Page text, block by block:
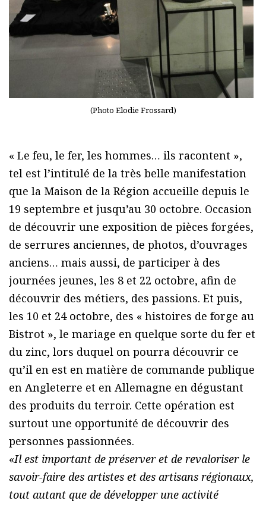
(Photo Elodie Frossard)
« Le feu, le fer, les hommes… ils racontent »,
tel est l’intitulé de la très belle manifestation
que la Maison de la Région accueille depuis le
19 septembre et jusqu’au 30 octobre. Occasion
de découvrir une exposition de pièces forgées,
de serrures anciennes, de photos, d’ouvrages
anciens… mais aussi, de participer à des
journées jeunes, les 8 et 22 octobre, afin de
découvrir des métiers, des passions. Et puis,
les 10 et 24 octobre, des « histoires de forge au
Bistrot », le mariage en quelque sorte du fer et
du zinc, lors duquel on pourra découvrir ce
qu’il en est en matière de commande publique
en Angleterre et en Allemagne en dégustant
des produits du terroir. Cette opération est
surtout une opportunité de découvrir des
personnes passionnées.
«Il est important de préserver et de revaloriser le
savoir-faire des artistes et des artisans régionaux,
tout autant que de développer une activité